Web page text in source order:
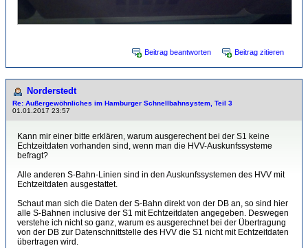
Beitrag beantworten Beitrag zitieren
Norderstedt
Re: Außergewöhnliches im Hamburger Schnellbahnsystem, Teil 3
01.01.2017 23:57
Kann mir einer bitte erklären, warum ausgerechent bei der S1 keine
Echtzeitdaten vorhanden sind, wenn man die HVV-Auskunfssysteme
befragt?
Alle anderen S-Bahn-Linien sind in den Auskunfssystemen des HVV mit
Echtzeitdaten ausgestattet.
Schaut man sich die Daten der S-Bahn direkt von der DB an, so sind hier
alle S-Bahnen inclusive der S1 mit Echtzeitdaten angegeben. Deswegen
verstehe ich nicht so ganz, warum es ausgerechnet bei der Übertragung
von der DB zur Datenschnittstelle des HVV die S1 nicht mit Echtzeitdaten
übertragen wird.